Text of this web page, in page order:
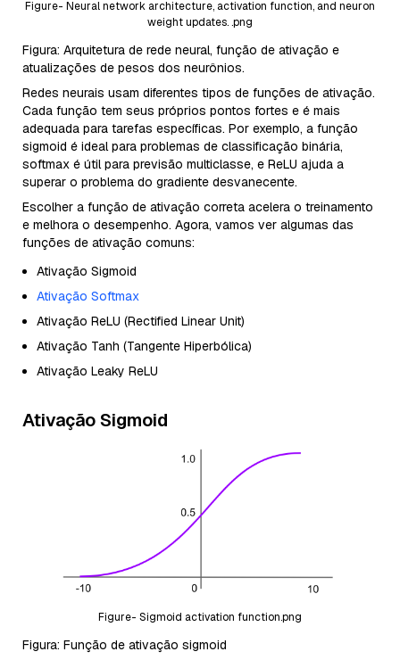
Figure- Neural network architecture, activation function, and neuron
weight updates. .png
Figura: Arquitetura de rede neural, função de ativação e
atualizações de pesos dos neurônios.
Redes neurais usam diferentes tipos de funções de ativação.
Cada função tem seus próprios pontos fortes e é mais
adequada para tarefas específicas. Por exemplo, a função
sigmoid é ideal para problemas de classificação binária,
softmax é útil para previsão multiclasse, e ReLU ajuda a
superar o problema do gradiente desvanecente.
Escolher a função de ativação correta acelera o treinamento
e melhora o desempenho. Agora, vamos ver algumas das
funções de ativação comuns:
Ativação Sigmoid
Ativação Softmax
Ativação ReLU (Rectified Linear Unit)
Ativação Tanh (Tangente Hiperbólica)
Ativação Leaky ReLU
Ativação Sigmoid
Figure- Sigmoid activation function.png
Figura: Função de ativação sigmoid